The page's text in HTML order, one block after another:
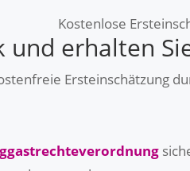
Kostenlose
erhalten
Ersteinschätzung